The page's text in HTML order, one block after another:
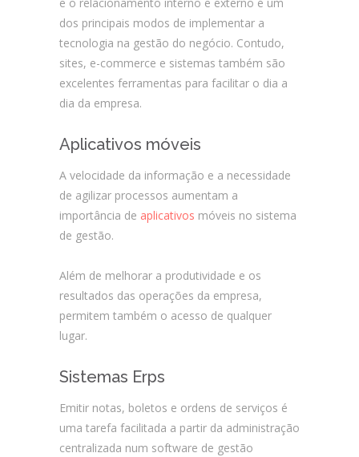
e o relacionamento interno e externo é um
dos principais modos de implementar a
tecnologia na gestão do negócio. Contudo,
sites, e-commerce e sistemas também são
excelentes ferramentas para facilitar o dia a
dia da empresa.
Aplicativos móveis
A velocidade da informação e a necessidade
de agilizar processos aumentam a
importância de aplicativos móveis no sistema
de gestão.
Além de melhorar a produtividade e os
resultados das operações da empresa,
permitem também o acesso de qualquer
lugar.
Sistemas Erps
Emitir notas, boletos e ordens de serviços é
uma tarefa facilitada a partir da administração
centralizada num software de gestão